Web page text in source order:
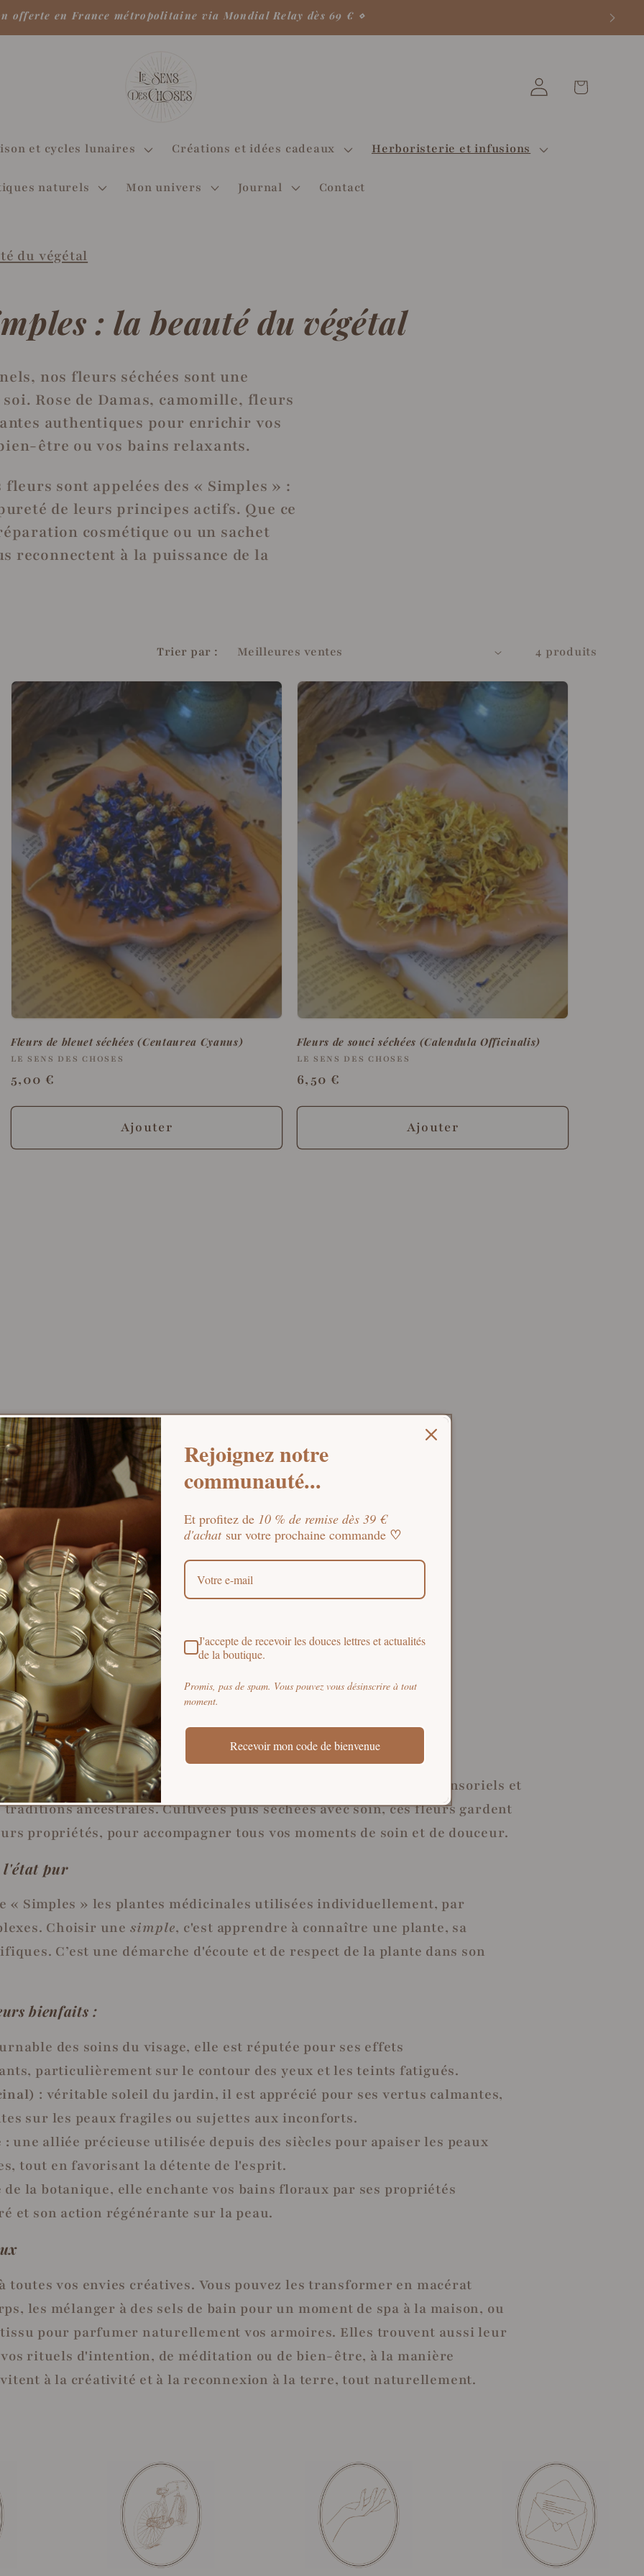
offerte en France métropolitaine via Mondial Relay dès 69 € ⋄
et cycles lunaires Créations et idées cadeaux Herboristerie et infusions
naturels Mon univers Journal Contact
Connexion panier
du végétal
: la beauté du végétal
nos fleurs séchées sont une
Rose de Damas, camomille, fleurs
authentiques pour enrichir vos
être ou vos bains relaxants.
sont appelées des « Simples » :
de leurs principes actifs. Que ce
cosmétique ou un sachet
reconnectent à la puissance de la
Trier par : 4 produits
Fleurs de bleuet séchées (Centaurea Cyanus)
Fournisseur :
LE SENS DES CHOSES
Prix
5,00 €
Ajouter
Fleurs de souci séchées (Calendula Officinalis)
Fournisseur :
LE SENS DES CHOSES
Prix
6,50 €
Ajouter
séchées dans vos rituels ?
dans son quotidien, c’est renouer avec des gestes simples, sensoriels et
ancestrales. Cultivées puis séchées avec soin, ces fleurs gardent
propriétés, pour accompagner tous vos moments de soin et de douceur.
l'état pur
« Simples » les plantes médicinales utilisées individuellement, par
Choisir une simple, c'est apprendre à connaître une plante, sa
C’est une démarche d'écoute et de respect de la plante dans son
bienfaits :
des soins du visage, elle est réputée pour ses effets
particulièrement sur le contour des yeux et les teints fatigués.
: véritable soleil du jardin, il est apprécié pour ses vertus calmantes,
sur les peaux fragiles ou sujettes aux inconforts.
: une alliée précieuse utilisée depuis des siècles pour apaiser les peaux
tout en favorisant la détente de l'esprit.
de la botanique, elle enchante vos bains floraux par ses propriétés
et son action régénérante sur la peau.
toutes vos envies créatives. Vous pouvez les transformer en macérat
les mélanger à des sels de bain pour un moment de spa à la maison, ou
pour parfumer naturellement vos armoires. Elles trouvent aussi leur
rituels d'intention, de méditation ou de bien-être, à la manière
à la créativité et à la reconnexion à la terre, tout naturellement.
Rejoignez notre
communauté...
Et profitez de 10 % de remise dès 39 €
d'achat sur votre prochaine commande ♡
J'accepte de recevoir les douces lettres et actualités
de la boutique.
Promis, pas de spam. Vous pouvez vous désinscrire à tout
moment.
Recevoir mon code de bienvenue